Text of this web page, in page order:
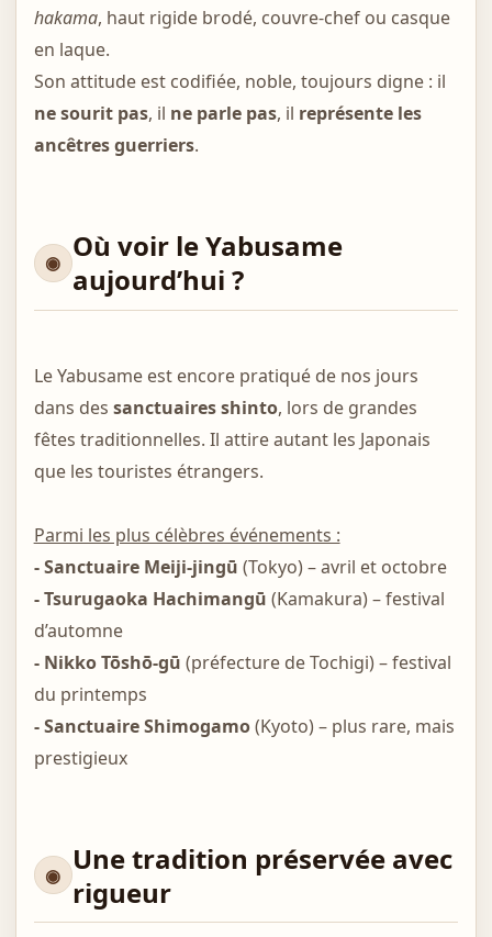
hakama, haut rigide brodé, couvre-chef ou casque
en laque.
Son attitude est codifiée, noble, toujours digne : il
ne sourit pas, il ne parle pas, il représente les
ancêtres guerriers.
Où voir le Yabusame
aujourd’hui ?
Le Yabusame est encore pratiqué de nos jours
dans des sanctuaires shinto, lors de grandes
fêtes traditionnelles. Il attire autant les Japonais
que les touristes étrangers.
Parmi les plus célèbres événements :
- Sanctuaire Meiji-jingū (Tokyo) – avril et octobre
- Tsurugaoka Hachimangū (Kamakura) – festival
d’automne
- Nikko Tōshō-gū (préfecture de Tochigi) – festival
du printemps
- Sanctuaire Shimogamo(Kyoto) – plus rare, mais
prestigieux
Une tradition préservée avec
rigueur